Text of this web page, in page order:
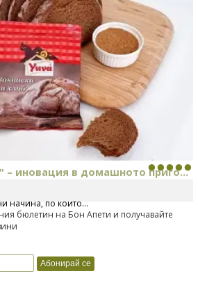
– иновация в домашното приго...
предлагането на изцяло нов
начина, по който...
бюлетин на Бон Апети и получавайте